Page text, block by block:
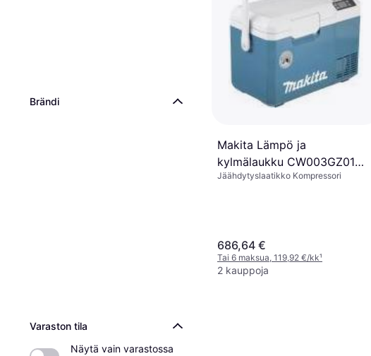
Brändi
Varaston tila
Näytä vain varastossa
Makita Lämpö ja
kylmälaukku CW003GZ01
18/40 V (ilman akkua ja
Jäähdytyslaatikko Kompressori
686,64 €
Tai 6 maksua, 119,92 €/kk¹
2 kauppoja